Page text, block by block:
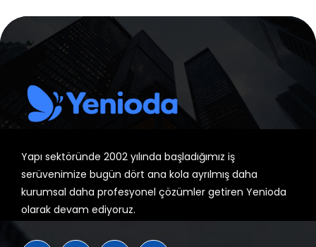
Yapı sektöründe 2002 yılında başladığımız iş
serüvenimize bugün dört ana kola ayrılmış daha
kurumsal daha profesyonel çözümler getiren Yenioda
olarak devam ediyoruz.